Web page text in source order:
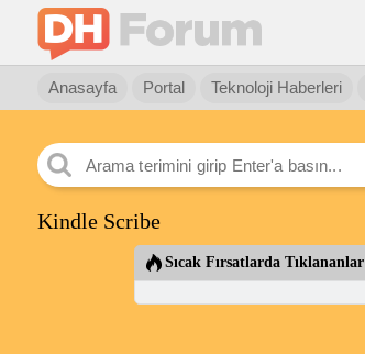
Anasayfa Portal Teknoloji Haberleri
Kindle Scribe
Sıcak Fırsatlarda Tıklananlar